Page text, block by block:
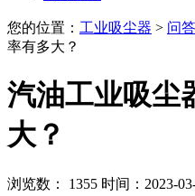
您的位置： 工业吸尘器 > 问
率有多大？
汽油工业吸尘
大？
浏览数： 1355 时间：2023-